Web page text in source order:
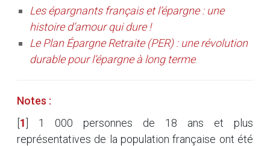
Les épargnants français et l’épargne : une
histoire d’amour qui dure !
Le Plan Épargne Retraite (PER) : une révolution
durable pour l’épargne à long terme.
Notes :
1
1 000 personnes de 18 ans et plus
représentatives de la population française ont été